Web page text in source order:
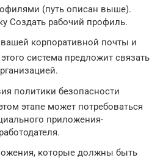
(путь описан выше).
Создать рабочий профиль.
вашей корпоративной почты и
система предложит связать
политики безопасности
этапе может потребоваться
приложения-
которые должны быть